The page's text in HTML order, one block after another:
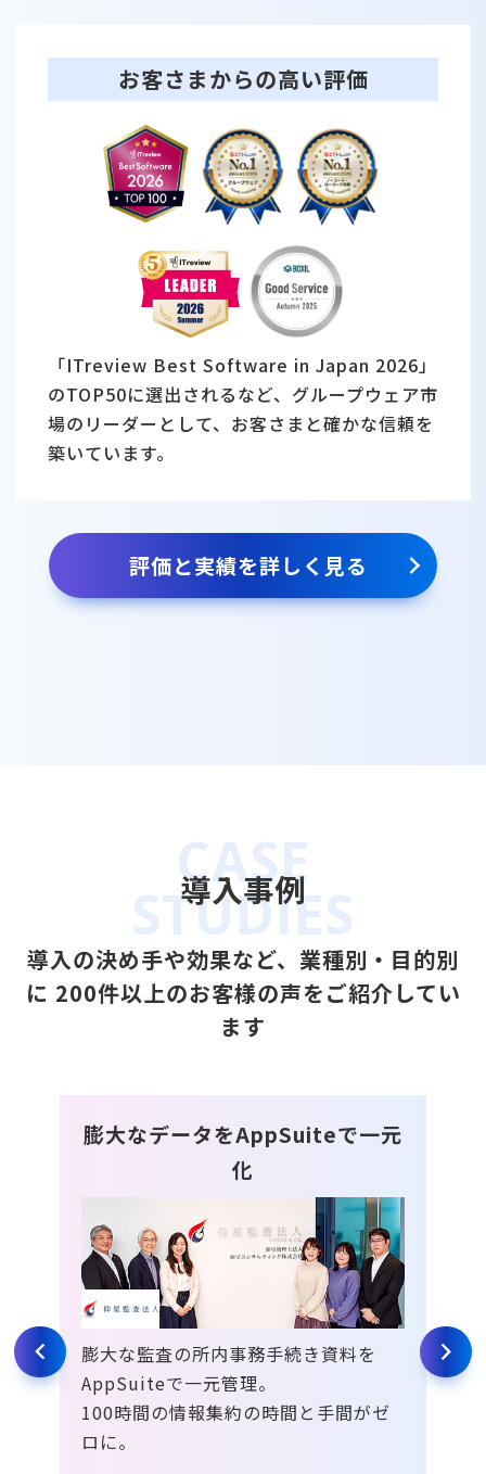
お客さまからの⾼い評価
「ITreview Best Software in Japan 2026」
のTOP50に選出されるなど、グループウェア市
場のリーダーとして、お客さまと確かな信頼を
築いています。
評価と実績を詳しく見る
導入事例
導⼊の決め⼿や効果など、業種別・⽬的別
に 200件以上のお客様の声をご紹介してい
ます
ス
膨大なデータをAppSuiteで一元
化
膨大な監査の所内事務手続き資料を
AppSuiteで一元管理。
100時間の情報集約の時間と手間がゼ
ロに。
国
コ